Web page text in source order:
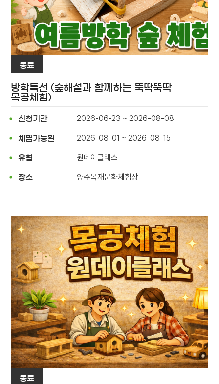
종료
방학특선 (숲해설과 함께하는 뚝딱뚝딱
목공체험)
신청기간 2026-06-23 ~ 2026-08-08
체험가능일 2026-08-01 ~ 2026-08-15
유형 원데이클래스
장소 양주목재문화체험장
종료